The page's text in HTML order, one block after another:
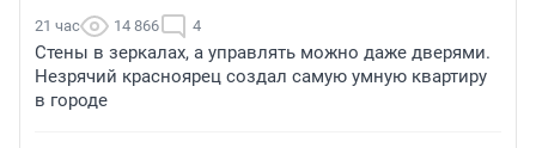
21 час 14 866 4
Стены в зеркалах, а управлять можно даже дверями.
Незрячий красноярец создал самую умную квартиру
в городе